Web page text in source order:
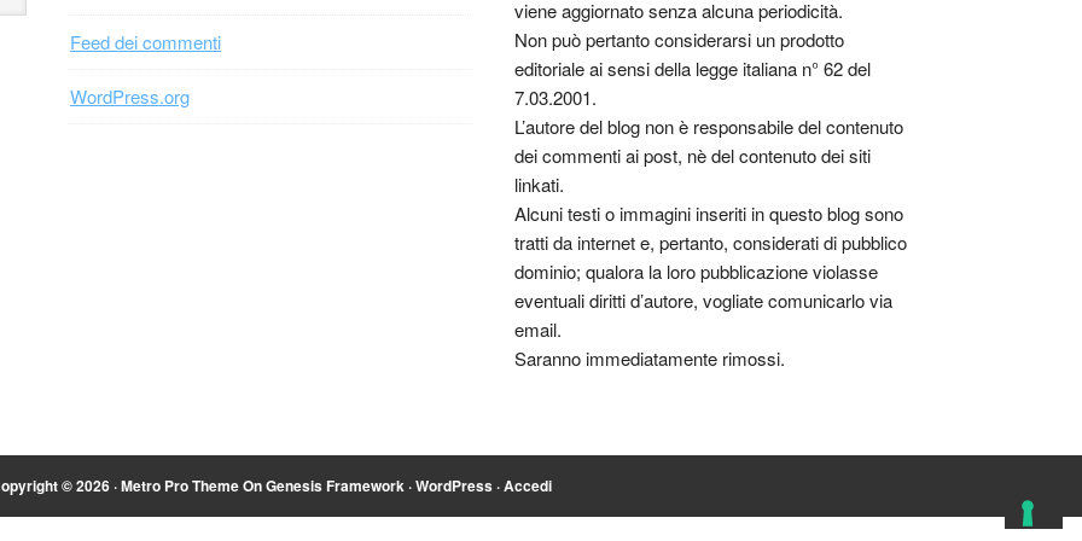
Feed dei commenti
WordPress.org
viene aggiornato senza alcuna periodicità.
Non può pertanto considerarsi un prodotto
editoriale ai sensi della legge italiana n° 62 del
7.03.2001.
L’autore del blog non è responsabile del contenuto
dei commenti ai post, nè del contenuto dei siti
linkati.
Alcuni testi o immagini inseriti in questo blog sono
tratti da internet e, pertanto, considerati di pubblico
dominio; qualora la loro pubblicazione violasse
eventuali diritti d’autore, vogliate comunicarlo via
email.
Saranno immediatamente rimossi.
© 2026 ·Metro Pro ThemeOnGenesis Framework·WordPress·Accedi